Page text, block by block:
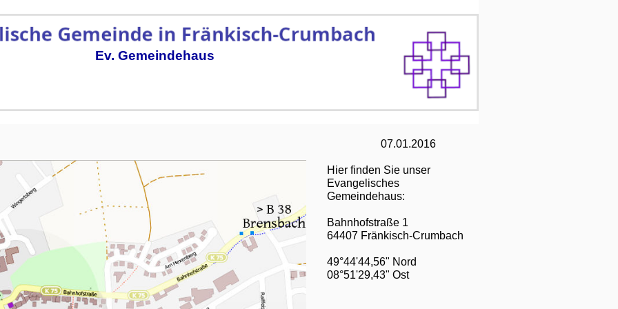
Ev. Gemeindehaus
07.01.2016
Hier finden Sie unser
Evangelisches
Gemeindehaus:
Bahnhofstraße 1
64407 Fränkisch-Crumbach
49°44'44,56" Nord
08°51'29,43" Ost